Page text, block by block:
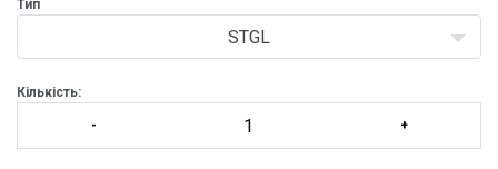
Тип
STGL
Кількість: